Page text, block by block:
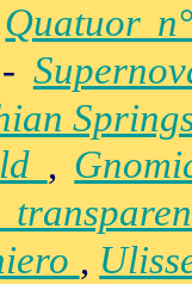
Quatuor
,
,